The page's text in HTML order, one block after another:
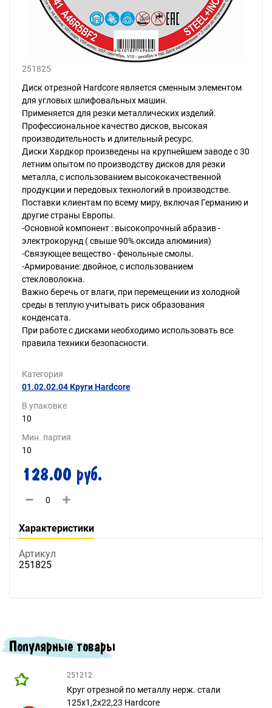
251825
Диск отрезной Hardcore является сменным элементом
для угловых шлифовальных машин.
Применяется для резки металлических изделий.
Профессиональное качество дисков, высокая
производительность и длительный ресурс.
Диски Хардкор произведены на крупнейшем заводе с 30
летним опытом по производству дисков для резки
металла, с использованием высококачественной
продукции и передовых технологий в производстве.
Поставки клиентам по всему миру, включая Германию и
другие страны Европы.
-Основной компонент : высокопрочный абразив -
электрокорунд ( свыше 90% оксида алюминия)
-Связующее вещество - фенольные смолы.
-Армирование: двойное, с использованием
стекловолокна.
Важно беречь от влаги, при перемещении из холодной
среды в теплую учитывать риск образования
конденсата.
При работе с дисками необходимо использовать все
правила техники безопасности.
Категория
01.02.02.04 Круги Hardcore
В упаковке
10
Мин. партия
10
128.00 руб.
Характеристики
Артикул
251825
Популярные товары
251212
Круг отрезной по металлу нерж. стали
125х1,2х22,23 Hardcore